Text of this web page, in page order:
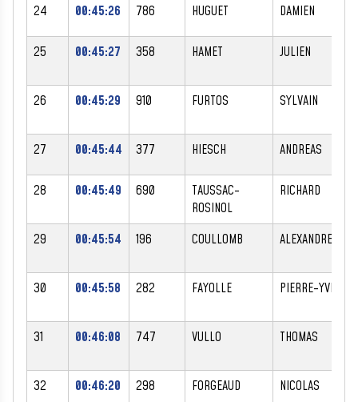
24 00:45:26 786 HUGUET DAMIEN
25 00:45:27 358 HAMET JULIEN
26 00:45:29 910 FURTOS SYLVAIN
27 00:45:44 377 HIESCH ANDREAS
28 00:45:49 690
TAUSSAC-
ROSINOL
RICHARD
29 00:45:54 196 COULLOMB ALEXANDRE
30 00:45:58 282 FAYOLLE PIERRE-YVES
31 00:46:08 747 VULLO THOMAS
32 00:46:20 298 FORGEAUD NICOLAS